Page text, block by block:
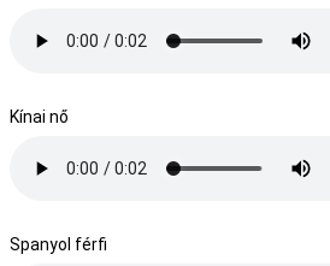
Kínai nő
Spanyol férfi